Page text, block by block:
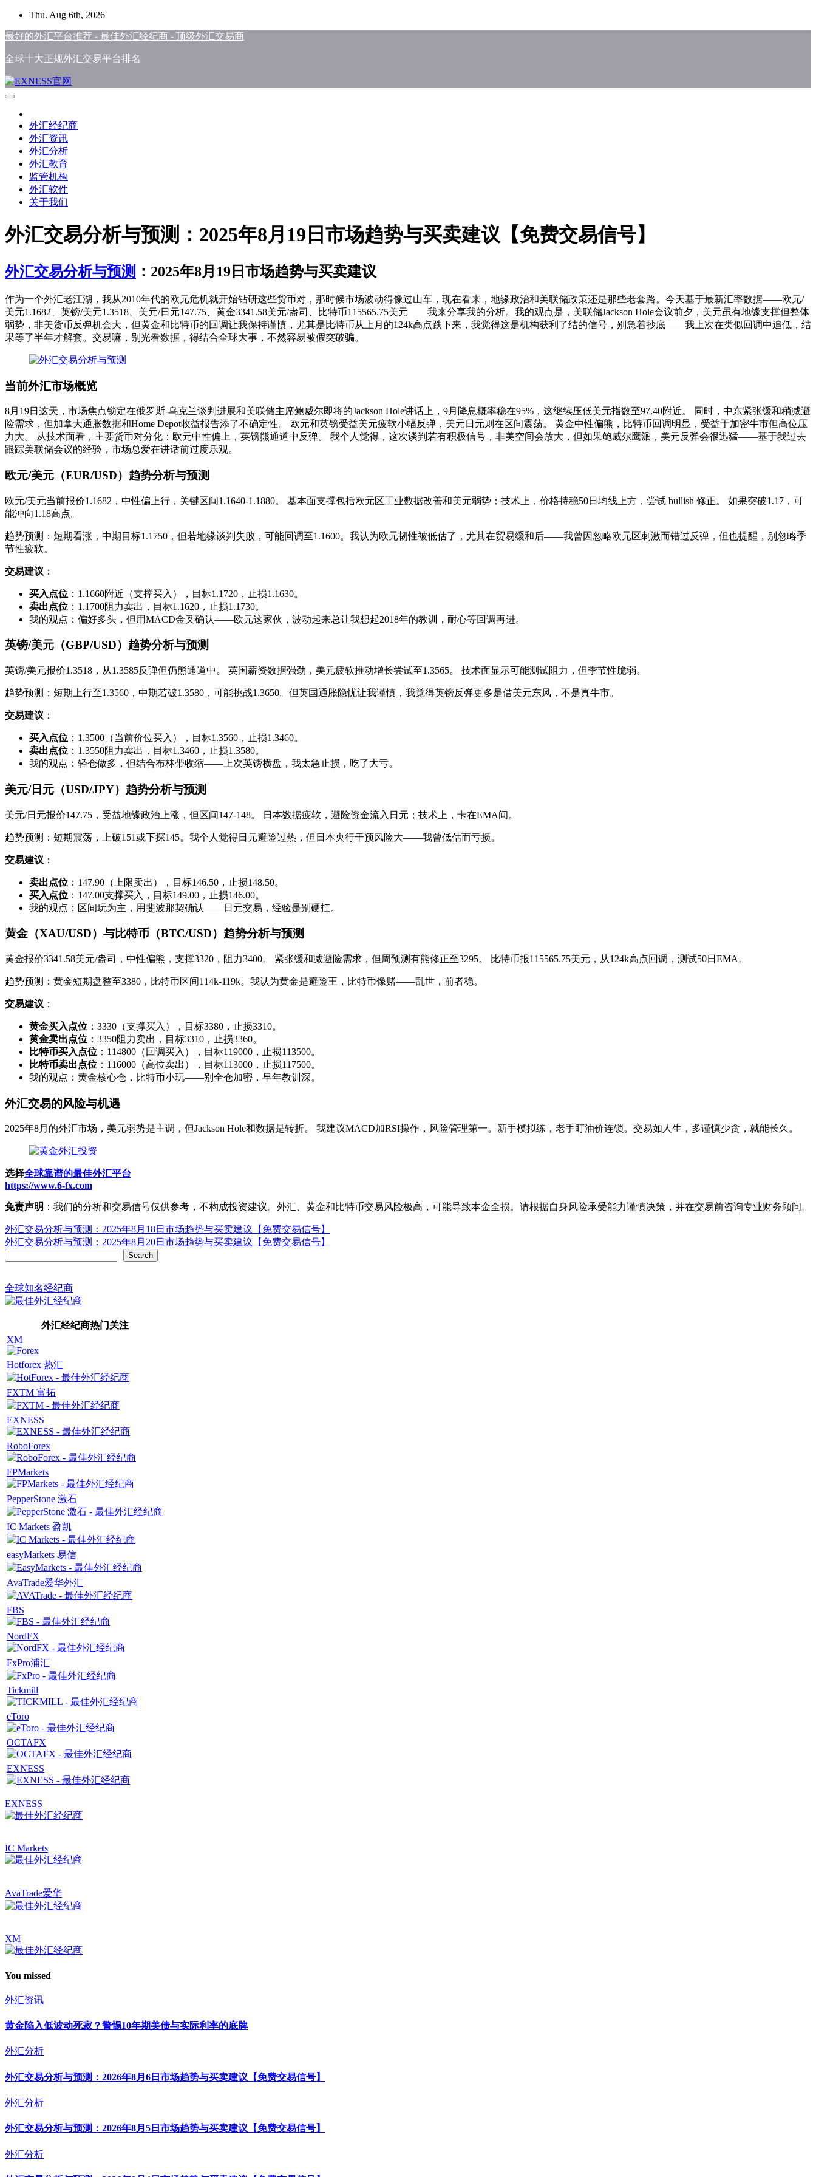
Skip
content
Thu. Aug 6th, 2026
最好的外汇平台推荐 - 最佳外汇经纪商 - 顶级外汇交易商
全球十大正规外汇交易平台排名
外汇经纪商
外汇资讯
外汇分析
外汇教育
监管机构
外汇软件
关于我们
外汇交易分析与预测：2025年8月19日市场趋势与买卖建议【免费交易信号】
外汇交易分析与预测 ：2025年8月19日市场趋势与买卖建议
作为一个外汇老江湖，我从2010年代的欧元危机就开始钻研这些货币对，那时候市场波动得像过山车，现在看来，地缘政治和美联储政策还是那些老套路。今天基于最新汇率数据——欧元/
美元1.1682、英镑/美元1.3518、美元/日元147.75、黄金3341.58美元/盎司、比特币115565.75美元——我来分享我的分析。我的观点是，美联储Jackson Hole会议前夕，美元虽有地缘支撑但整体
弱势，非美货币反弹机会大，但黄金和比特币的回调让我保持谨慎，尤其是比特币从上月的124k高点跌下来，我觉得这是机构获利了结的信号，别急着抄底——我上次在类似回调中追低，结
果等了半年才解套。交易嘛，别光看数据，得结合全球大事，不然容易被假突破骗。
当前外汇市场概览
8月19日这天，市场焦点锁定在俄罗斯-乌克兰谈判进展和美联储主席鲍威尔即将的Jackson Hole讲话上，9月降息概率稳在95%，这继续压低美元指数至97.40附近。 同时，中东紧张缓和稍减避
险需求，但加拿大通胀数据和Home Depot收益报告添了不确定性。 欧元和英镑受益美元疲软小幅反弹，美元日元则在区间震荡。 黄金中性偏熊，比特币回调明显，受益于加密牛市但高位压
力大。 从技术面看，主要货币对分化：欧元中性偏上，英镑熊通道中反弹。 我个人觉得，这次谈判若有积极信号，非美空间会放大，但如果鲍威尔鹰派，美元反弹会很迅猛——基于我过去
跟踪美联储会议的经验，市场总爱在讲话前过度乐观。
欧元/美元（EUR/USD）趋势分析与预测
欧元/美元当前报价1.1682，中性偏上行，关键区间1.1640-1.1880。 基本面支撑包括欧元区工业数据改善和美元弱势；技术上，价格持稳50日均线上方，尝试 bullish 修正。 如果突破1.17，可
能冲向1.18高点。
趋势预测：短期看涨，中期目标1.1750，但若地缘谈判失败，可能回调至1.1600。我认为欧元韧性被低估了，尤其在贸易缓和后——我曾因忽略欧元区刺激而错过反弹，但也提醒，别忽略季
节性疲软。
交易建议 ：
买入点位 ：1.1660附近（支撑买入），目标1.1720，止损1.1630。
卖出点位 ：1.1700阻力卖出，目标1.1620，止损1.1730。
我的观点：偏好多头，但用MACD金叉确认——欧元这家伙，波动起来总让我想起2018年的教训，耐心等回调再进。
英镑/美元（GBP/USD）趋势分析与预测
英镑/美元报价1.3518，从1.3585反弹但仍熊通道中。 英国薪资数据强劲，美元疲软推动增长尝试至1.3565。 技术面显示可能测试阻力，但季节性脆弱。
趋势预测：短期上行至1.3560，中期若破1.3580，可能挑战1.3650。但英国通胀隐忧让我谨慎，我觉得英镑反弹更多是借美元东风，不是真牛市。
交易建议 ：
买入点位 ：1.3500（当前价位买入），目标1.3560，止损1.3460。
卖出点位 ：1.3550阻力卖出，目标1.3460，止损1.3580。
我的观点：轻仓做多，但结合布林带收缩——上次英镑横盘，我太急止损，吃了大亏。
美元/日元（USD/JPY）趋势分析与预测
美元/日元报价147.75，受益地缘政治上涨，但区间147-148。 日本数据疲软，避险资金流入日元；技术上，卡在EMA间。
趋势预测：短期震荡，上破151或下探145。我个人觉得日元避险过热，但日本央行干预风险大——我曾低估而亏损。
交易建议 ：
卖出点位 ：147.90（上限卖出），目标146.50，止损148.50。
买入点位 ：147.00支撑买入，目标149.00，止损146.00。
我的观点：区间玩为主，用斐波那契确认——日元交易，经验是别硬扛。
黄金（XAU/USD）与比特币（BTC/USD）趋势分析与预测
黄金报价3341.58美元/盎司，中性偏熊，支撑3320，阻力3400。 紧张缓和减避险需求，但周预测有熊修正至3295。 比特币报115565.75美元，从124k高点回调，测试50日EMA。
趋势预测：黄金短期盘整至3380，比特币区间114k-119k。我认为黄金是避险王，比特币像赌——乱世，前者稳。
交易建议 ：
黄金买入点位 ：3330（支撑买入），目标3380，止损3310。
黄金卖出点位 ：3350阻力卖出，目标3310，止损3360。
比特币买入点位 ：114800（回调买入），目标119000，止损113500。
比特币卖出点位 ：116000（高位卖出），目标113000，止损117500。
我的观点：黄金核心仓，比特币小玩——别全仓加密，早年教训深。
外汇交易的风险与机遇
2025年8月的外汇市场，美元弱势是主调，但Jackson Hole和数据是转折。 我建议MACD加RSI操作，风险管理第一。新手模拟练，老手盯油价连锁。交易如人生，多谨慎少贪，就能长久。
选择全球靠谱的最佳外汇平台
https://www.6-fx.com
免责声明 ：我们的分析和交易信号仅供参考，不构成投资建议。外汇、黄金和比特币交易风险极高，可能导致本金全损。请根据自身风险承受能力谨慎决策，并在交易前咨询专业财务顾问。
Post
navigation
外汇交易分析与预测：2025年8月18日市场趋势与买卖建议【免费交易信号】
外汇交易分析与预测：2025年8月20日市场趋势与买卖建议【免费交易信号】
Search
全球知名经纪商
外汇经纪商热门关注
XM
Hotforex 热汇
FXTM 富拓
EXNESS
RoboForex
FPMarkets
PepperStone 激石
IC Markets 盈凯
easyMarkets 易信
AvaTrade爱华外汇
FBS
NordFX
FxPro浦汇
Tickmill
eToro
OCTAFX
EXNESS
EXNESS
IC Markets
AvaTrade爱华
XM
You missed
外汇资讯
黄金陷入低波动死寂？警惕10年期美债与实际利率的底牌
外汇分析
外汇交易分析与预测：2026年8月6日市场趋势与买卖建议【免费交易信号】
外汇分析
外汇交易分析与预测：2026年8月5日市场趋势与买卖建议【免费交易信号】
外汇分析